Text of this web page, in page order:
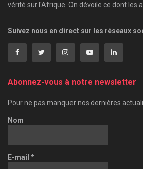
vérité sur l'Afrique. On dévoile ce dont les
Suivez nous en direct sur les réseaux
Abonnez-vous à notre newsletter
Pour ne pas manquer nos dernières
Nom
E-mail *